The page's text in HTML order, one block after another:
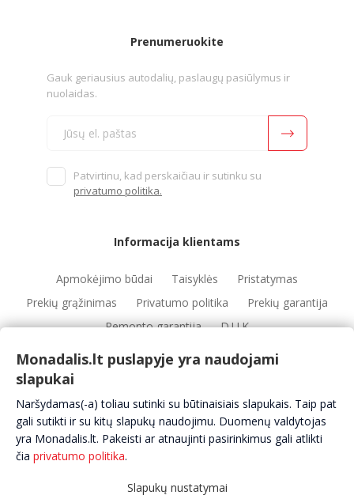
Prenumeruokite
Gauk geriausius autodalių, paslaugų pasiūlymus ir
nuolaidas.
Patvirtinu, kad perskaičiau ir sutinku su
privatumo politika.
Informacija klientams
Apmokėjimo būdai Taisyklės
Pristatymas
Prekių grąžinimas
Privatumo politika
Prekių garantija
Remonto garantija
D.U.K
Automobilių servisai Automobilių dalys
Apie mus
Kontaktai
Monadalis.lt puslapyje yra naudojami
slapukai
Naršydamas(-a) toliau sutinki su būtinaisiais slapukais. Taip pat
gali sutikti ir su kitų slapukų naudojimu. Duomenų valdytojas
yra Monadalis.lt. Pakeisti ar atnaujinti pasirinkimus gali atlikti
čia privatumo politika.
Slapukų nustatymai